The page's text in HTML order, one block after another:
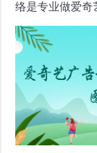
络是专业做爱奇